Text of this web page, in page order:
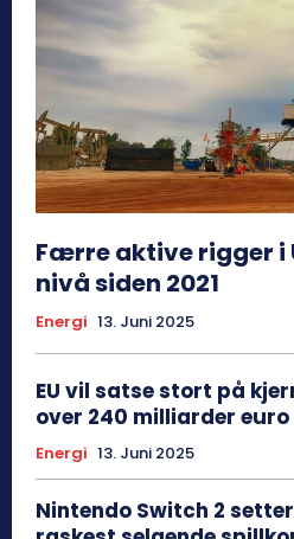
Færre aktive rigger i
nivå siden 2021
Energi 13. Juni 2025
EU vil satse stort på
over 240 milliarder euro
Energi 13. Juni 2025
Nintendo Switch 2